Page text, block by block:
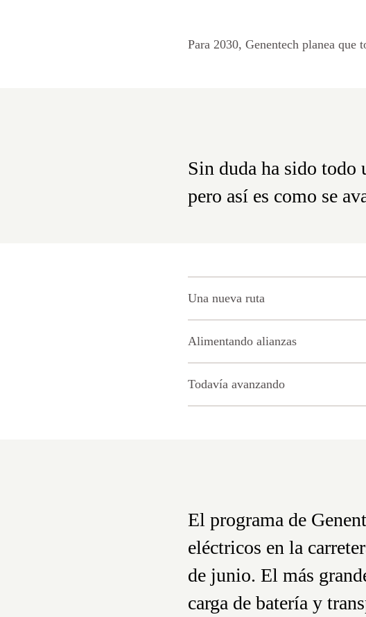
Para 2030, Genentech planea que
Sin duda ha sido todo
pero así es como se
Una nueva ruta
Alimentando alianzas
Todavía avanzando
El programa de
eléctricos en la
de junio. El más
carga de batería y